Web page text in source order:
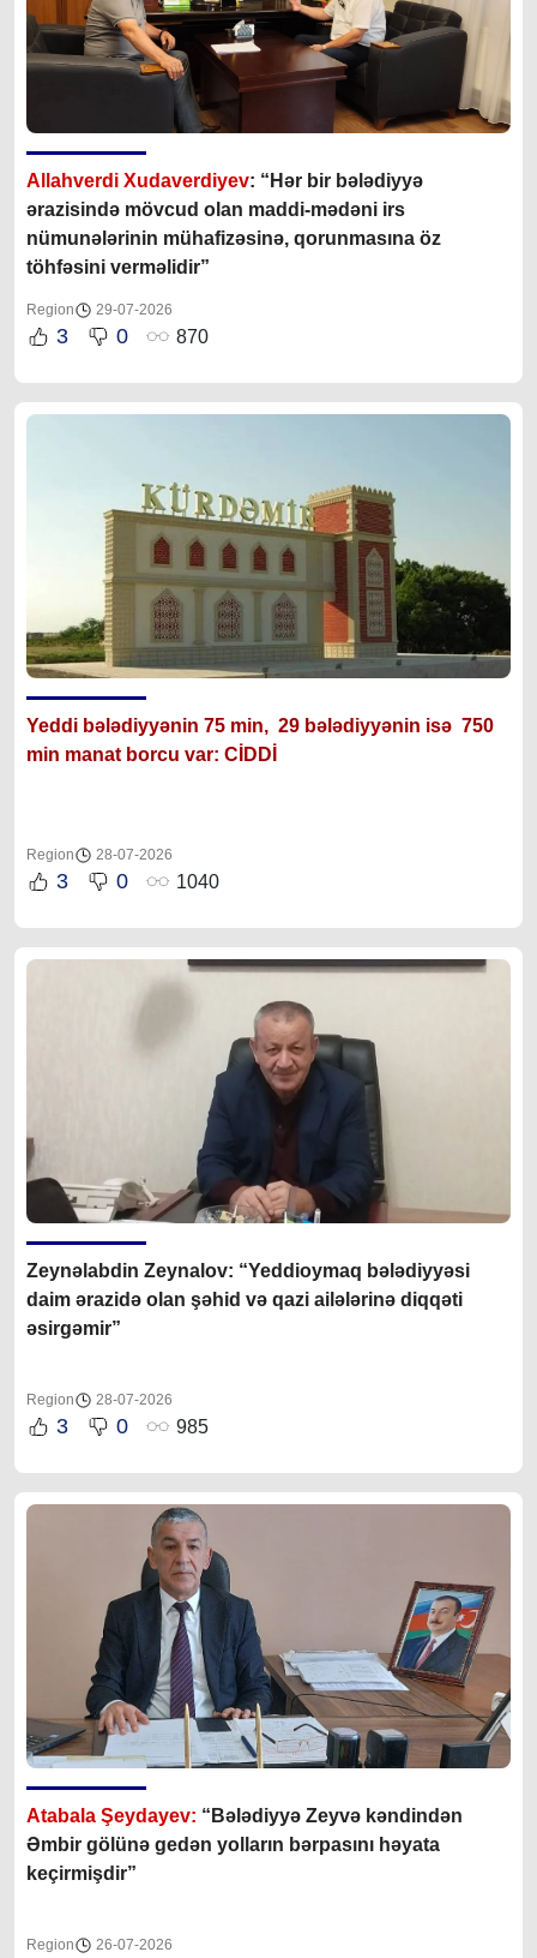
Allahverdi Xudaverdiyev: “Hər bir bələdiyyə
ərazisində mövcud olan maddi-mədəni irs
nümunələrinin mühafizəsinə, qorunmasına öz
töhfəsini verməlidir”
Region 29-07-2026
3 0 870
Yeddi bələdiyyənin 75 min, 29 bələdiyyənin isə 750
min manat borcu var: CİDDİ
Region 28-07-2026
3 0 1040
Zeynəlabdin Zeynalov: “Yeddioymaq bələdiyyəsi
daim ərazidə olan şəhid və qazi ailələrinə diqqəti
əsirgəmir”
Region 28-07-2026
3 0 985
Atabala Şeydayev: “Bələdiyyə Zeyvə kəndindən
Əmbir gölünə gedən yolların bərpasını həyata
keçirmişdir”
Region 26-07-2026